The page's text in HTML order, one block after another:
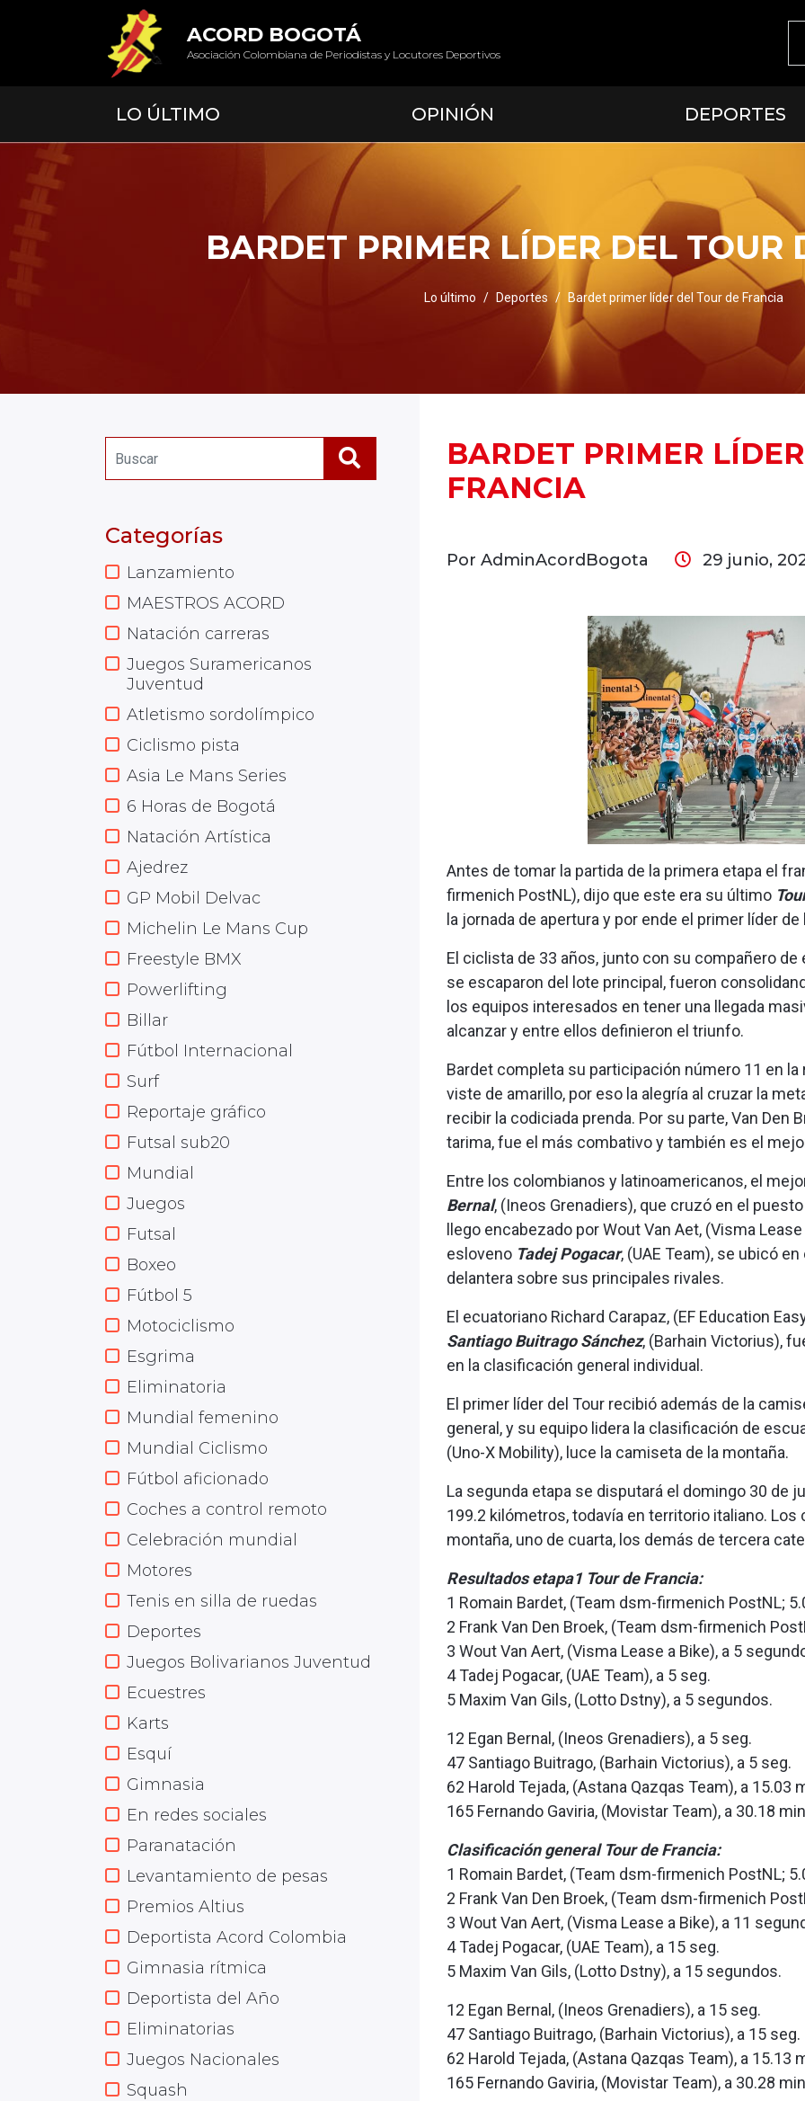
ACORD BOGOTÁ
Asociación Colombiana de Periodistas y Locutores Deportivos
LO ÚLTIMO OPINIÓN DEPORTES
BARDET PRIMER LÍDER DEL TOUR
Lo último Deportes Bardet primer líder del Tour de Francia
Categorías
Lanzamiento
MAESTROS ACORD
Natación carreras
Juegos Suramericanos
Juventud
Atletismo sordolímpico
Ciclismo pista
Asia Le Mans Series
6 Horas de Bogotá
Natación Artística
Ajedrez
GP Mobil Delvac
Michelin Le Mans Cup
Freestyle BMX
Powerlifting
Billar
Fútbol Internacional
Surf
Reportaje gráfico
Futsal sub20
Mundial
Juegos
Futsal
Boxeo
Fútbol 5
Motociclismo
Esgrima
Eliminatoria
Mundial femenino
Mundial Ciclismo
Fútbol aficionado
Coches a control remoto
Celebración mundial
Motores
Tenis en silla de ruedas
Deportes
Juegos Bolivarianos Juventud
Ecuestres
Karts
Esquí
Gimnasia
En redes sociales
Paranatación
Levantamiento de pesas
Premios Altius
Deportista Acord Colombia
Gimnasia rítmica
Deportista del Año
Eliminatorias
Juegos Nacionales
Squash
BARDET PRIMER
FRANCIA
Por AdminAcordBogota 29 junio,
Antes de tomar la partida de la primera etapa el
firmenich PostNL), dijo que este era su último
la jornada de apertura y por ende el primer líder de
El ciclista de 33 años, junto con su compañero de
se escaparon del lote principal, fueron
los equipos interesados en tener una llegada
alcanzar y entre ellos definieron el triunfo.
Bardet completa su participación número 11 en la
viste de amarillo, por eso la alegría al cruzar la
recibir la codiciada prenda. Por su parte, Van Den
tarima, fue el más combativo y también es el
Entre los colombianos y latinoamericanos, el
Bernal, (Ineos Grenadiers), que cruzó en el
llego encabezado por Wout Van Aet, (Visma
esloveno Tadej Pogacar, (UAE Team), se ubicó
delantera sobre sus principales rivales.
El ecuatoriano Richard Carapaz, (EF Education
Santiago Buitrago Sánchez, (Barhain Victorius),
en la clasificación general individual.
El primer líder del Tour recibió además de la
general, y su equipo lidera la clasificación de
(Uno-X Mobility), luce la camiseta de la montaña.
La segunda etapa se disputará el domingo 30 de
199.2 kilómetros, todavía en territorio italiano.
montaña, uno de cuarta, los demás de tercera
Resultados etapa1 Tour de Francia:
1 Romain Bardet, (Team dsm-firmenich PostNL;
2 Frank Van Den Broek, (Team dsm-firmenich
3 Wout Van Aert, (Visma Lease a Bike), a 5
4 Tadej Pogacar, (UAE Team), a 5 seg.
5 Maxim Van Gils, (Lotto Dstny), a 5 segundos.
12 Egan Bernal, (Ineos Grenadiers), a 5 seg.
47 Santiago Buitrago, (Barhain Victorius), a 5 seg.
62 Harold Tejada, (Astana Qazqas Team), a 15.03
165 Fernando Gaviria, (Movistar Team), a 30.18
Clasificación general Tour de Francia:
1 Romain Bardet, (Team dsm-firmenich PostNL;
2 Frank Van Den Broek, (Team dsm-firmenich
3 Wout Van Aert, (Visma Lease a Bike), a 11
4 Tadej Pogacar, (UAE Team), a 15 seg.
5 Maxim Van Gils, (Lotto Dstny), a 15 segundos.
12 Egan Bernal, (Ineos Grenadiers), a 15 seg.
47 Santiago Buitrago, (Barhain Victorius), a 15 seg.
62 Harold Tejada, (Astana Qazqas Team), a 15.13
165 Fernando Gaviria, (Movistar Team), a 30.28